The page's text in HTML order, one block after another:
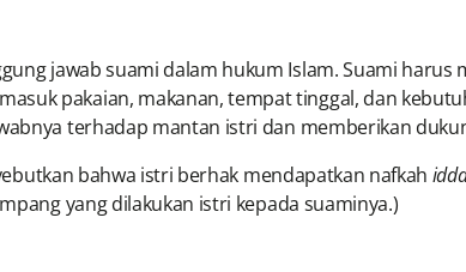
jawab suami dalam hukum Islam. Suami harus
pakaian, makanan, tempat tinggal, dan
terhadap mantan istri dan memberikan
bahwa istri berhak mendapatkan nafkah
yang dilakukan istri kepada suaminya.)